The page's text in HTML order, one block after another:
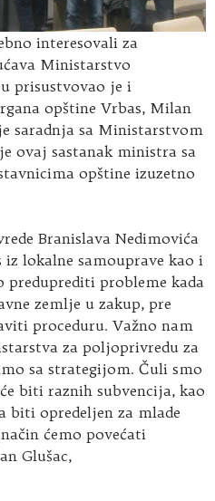
interesovali za
Ministarstvo
prisustvovao je i
opštine Vrbas, Milan
saradnja sa Ministarstvom
ovaj sastanak ministra sa
opštine izuzetno
Branislava Nedimovića
iz lokalne samouprave kao i
probleme kada
zemlje u zakup, pre
proceduru. Važno nam
za poljoprivredu za
sa strategijom. Čuli smo
biti raznih subvencija, kao
biti opredeljen za mlade
ćemo povećati
Glušac,